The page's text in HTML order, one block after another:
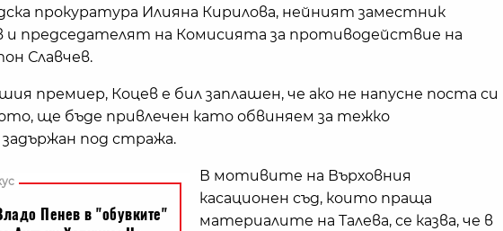
прокуратура Илияна Кирилова, нейният заместник
председателят на Комисията за противодействие на
Славчев.
премиер, Коцев е бил заплашен, че ако не напусне поста си
ще бъде привлечен като обвиняем за тежко
под стража.
В мотивите на Върховния
касационен съд, които праща
материалите на Талева, се казва, че в